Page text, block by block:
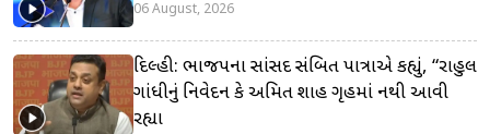
06 August, 2026
દિલ્હી: ભાજપના સાંસદ સંબિત પાત્રાએ કહ્યું, “રાહુલ
ગાંધીનું નિવેદન કે અમિત શાહ ગૃહમાં નથી આવી
રહ્યા